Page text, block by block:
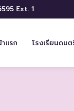
Ext. 1
แรก โรงเรียนดน